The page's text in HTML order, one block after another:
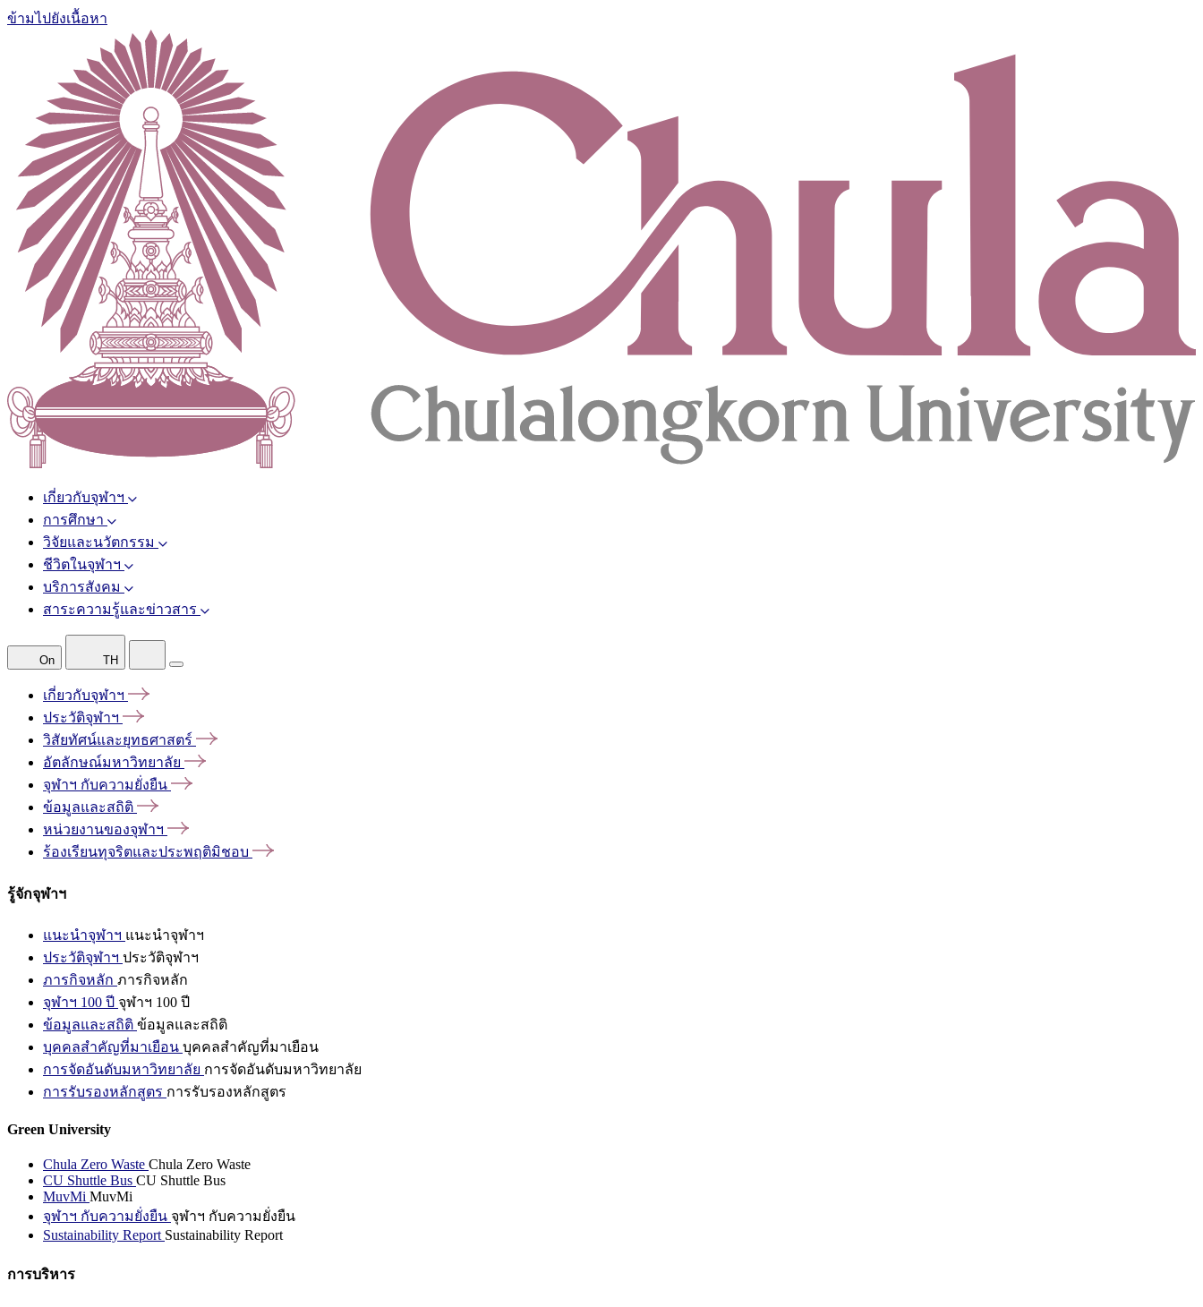
ข้ามไปยังเนื้อหา
เกี่ยวกับจุฬาฯ
การศึกษา
วิจัยและนวัตกรรม
ชีวิตในจุฬาฯ
บริการสังคม
สาระความรู้และข่าวสาร
On TH
เกี่ยวกับจุฬาฯ
ประวัติจุฬาฯ
วิสัยทัศน์และยุทธศาสตร์
อัตลักษณ์มหาวิทยาลัย
จุฬาฯ กับความยั่งยืน
ข้อมูลและสถิติ
หน่วยงานของจุฬาฯ
ร้องเรียนทุจริตและประพฤติมิชอบ
รู้จักจุฬาฯ
แนะนำจุฬาฯ แนะนำจุฬาฯ
ประวัติจุฬาฯ ประวัติจุฬาฯ
ภารกิจหลัก ภารกิจหลัก
จุฬาฯ 100 ปี จุฬาฯ 100 ปี
ข้อมูลและสถิติ ข้อมูลและสถิติ
บุคคลสำคัญที่มาเยือน บุคคลสำคัญที่มาเยือน
การจัดอันดับมหาวิทยาลัย การจัดอันดับมหาวิทยาลัย
การรับรองหลักสูตร การรับรองหลักสูตร
Green University
Chula Zero Waste Chula Zero Waste
CU Shuttle Bus CU Shuttle Bus
MuvMi MuvMi
จุฬาฯ กับความยั่งยืน จุฬาฯ กับความยั่งยืน
Sustainability Report Sustainability Report
การบริหาร